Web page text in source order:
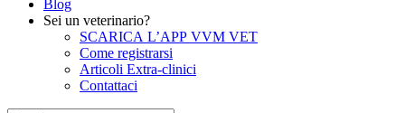
Blog
Sei un veterinario?
SCARICA L’APP VVM VET
Come registrarsi
Articoli Extra-clinici
Contattaci